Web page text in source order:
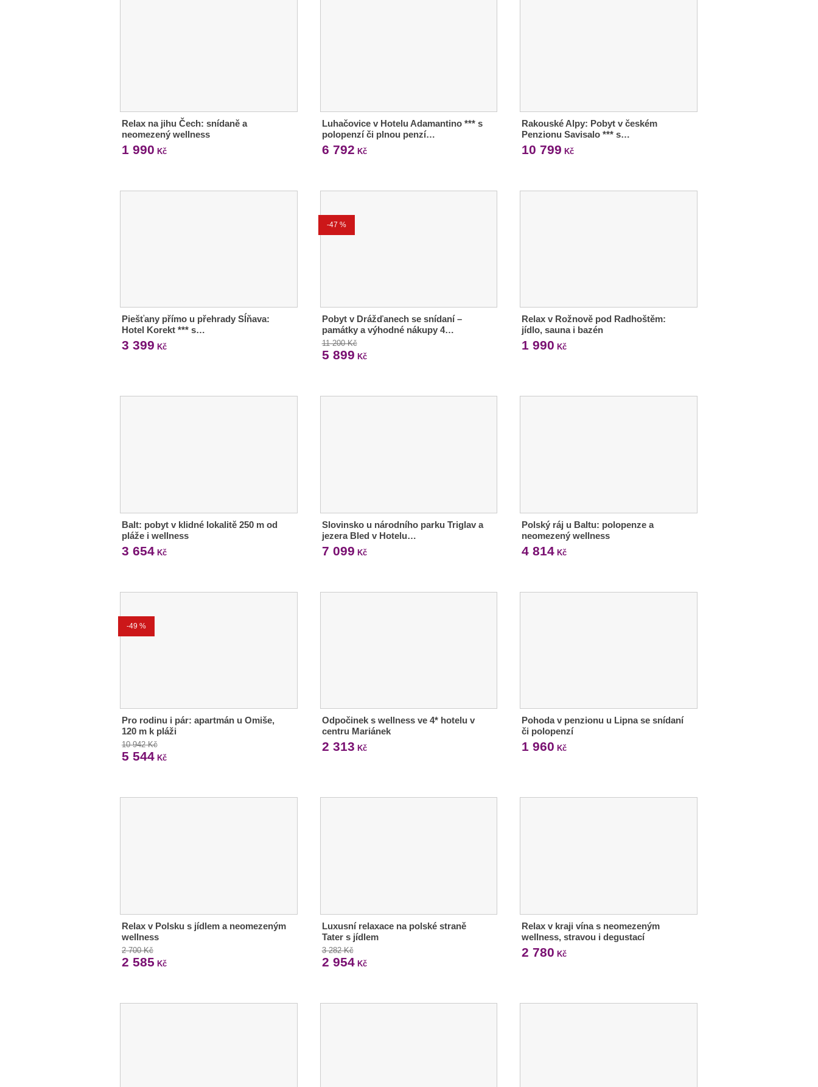
Relax na jihu Čech: snídaně a
neomezený wellness
1 990 Kč
Luhačovice v Hotelu Adamantino *** s
polopenzí či plnou penzí…
6 792 Kč
Rakouské Alpy: Pobyt v českém
Penzionu Savisalo *** s…
10 799 Kč
Piešťany přímo u přehrady Sĺňava:
Hotel Korekt *** s…
3 399 Kč
-47 %
Pobyt v Drážďanech se snídaní –
památky a výhodné nákupy 4…
11 200 Kč
5 899 Kč
Relax v Rožnově pod Radhoštěm:
jídlo, sauna i bazén
1 990 Kč
Balt: pobyt v klidné lokalitě 250 m od
pláže i wellness
3 654 Kč
Slovinsko u národního parku Triglav a
jezera Bled v Hotelu…
7 099 Kč
Polský ráj u Baltu: polopenze a
neomezený wellness
4 814 Kč
-49 %
Pro rodinu i pár: apartmán u Omiše,
120 m k pláži
10 942 Kč
5 544 Kč
Odpočinek s wellness ve 4* hotelu v
centru Mariánek
2 313 Kč
Pohoda v penzionu u Lipna se snídaní
či polopenzí
1 960 Kč
Relax v Polsku s jídlem a neomezeným
wellness
2 700 Kč
2 585 Kč
Luxusní relaxace na polské straně
Tater s jídlem
3 282 Kč
2 954Kč
Relax v kraji vína s neomezeným
wellness, stravou i degustací
2 780 Kč